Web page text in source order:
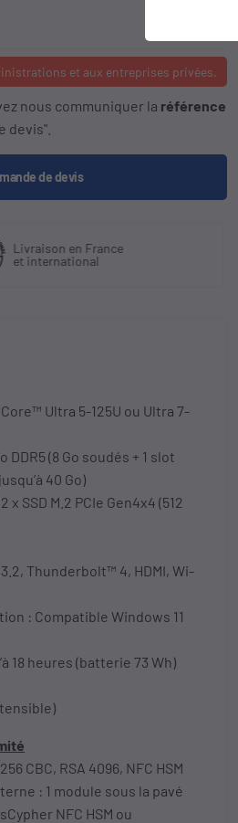
et aux entreprises privées.
nous communiquer la référence
devis".
de devis
Livraison en France
et international
Ultra 5-125U ou Ultra 7-
DDR5 (8 Go soudés + 1 slot
40 Go)
x SSD M.2 PCIe Gen4x4 (512
Thunderbolt™ 4, HDMI, Wi-
: Compatible Windows 11
18 heures (batterie 73 Wh)
CBC, RSA 4096, NFC HSM
: 1 module sous la pavé
NFC HSM ou